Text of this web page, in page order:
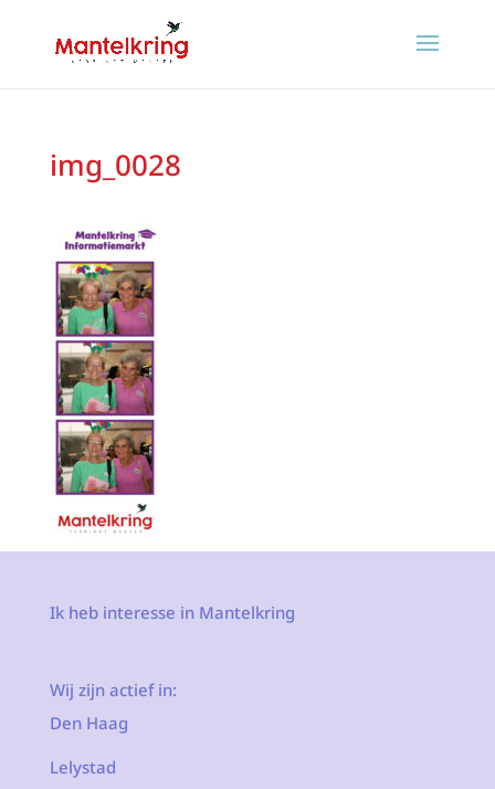
img_0028
Ik heb interesse in Mantelkring
Wij zijn actief in:
Den Haag
Lelystad